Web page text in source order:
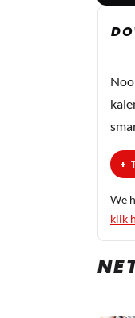
+
We
klik